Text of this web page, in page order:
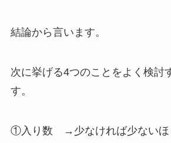
結論から言います。
次に挙げる4つのことをよく検討
す。
①入り数 →少なければ少ないほ